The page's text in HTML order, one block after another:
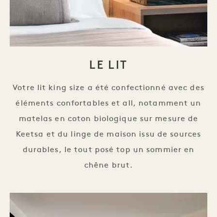
LE LIT
Votre lit king size a été confectionné avec des
éléments confortables et all, notamment un
matelas en coton biologique sur mesure de
Keetsa et du linge de maison issu de sources
durables, le tout posé top un sommier en
chêne brut.